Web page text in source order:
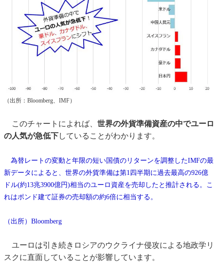
（出所：Bloomberg、IMF）
このチャートによれば、 世界の外貨準備資産の中でユーロ
の人気が急低下していることがわかります。
為替レートの変動と年限の短い国債のリターンを調整したIMFの最
新データによると、世界の外貨準備は第1四半期に過去最高の926億
ドル(約13兆3900億円)相当のユーロ資産を売却したと推計される。こ
れはポンド建て証券の売却額の約6倍に相当する。
（出所）Bloomberg
ユーロは引き続きロシアのウクライナ侵攻による地政学リ
スクに直面していることが影響しています。